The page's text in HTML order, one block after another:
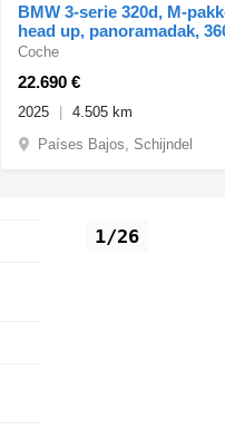
BMW 3-serie 320d, M-
head up, panoramadak,
camera
22.690 €
Coche
2025
4.505 km
Países Bajos, Schijndel
1/26